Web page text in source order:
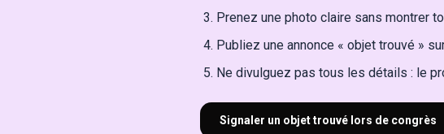
Prenez une photo claire sans montrer
Publiez une annonce « objet trouvé »
Ne divulguez pas tous les détails : le
Signaler un objet trouvé lors de congrès